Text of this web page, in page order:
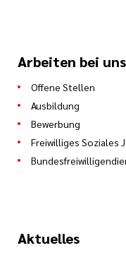
Arbeiten bei uns
Offene Stellen
Ausbildung
Bewerbung
Freiwilliges Soziales
Aktuelles